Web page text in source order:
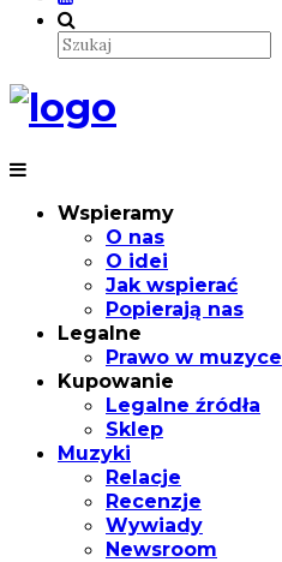
Wspieramy
O nas
O idei
Jak wspierać
Popierają nas
Legalne
Prawo w muzyce
Kupowanie
Legalne źródła
Sklep
Muzyki
Relacje
Recenzje
Wywiady
Newsroom